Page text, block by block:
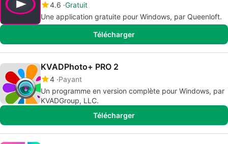
4.6 Gratuit
Une application gratuite pour Windows, par Queenloft.
Télécharger
KVADPhoto+ PRO 2
4 Payant
Un programme en version complète pour Windows, par
KVADGroup, LLC.
Télécharger